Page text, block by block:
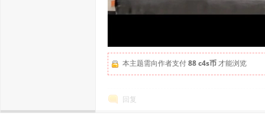
本主题需向作者支付88 c4s币才能浏览
回复